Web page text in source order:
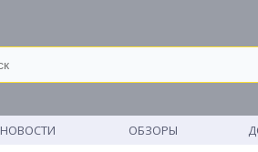
НОВОСТИ ОБЗОРЫ